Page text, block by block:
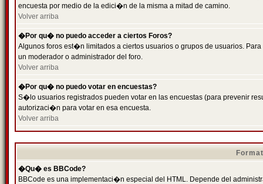
encuesta por medio de la edici�n de la misma a mitad de camino.
Volver arriba
�Por qu� no puedo acceder a ciertos Foros?
Algunos foros est�n limitados a ciertos usuarios o grupos de usuarios.
un moderador o administrador del foro.
Volver arriba
�Por qu� no puedo votar en encuestas?
S�lo usuarios registrados pueden votar en las encuestas (para prevenir
autorizaci�n para votar en esa encuesta.
Volver arriba
�Qu� es BBCode?
BBCode es una implementaci�n especial del HTML. Depende del